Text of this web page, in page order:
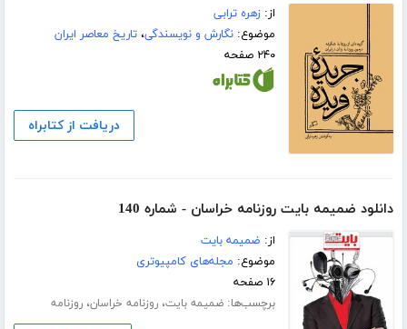
از:زهره ترابی
موضوع:نگارش و نویسندگی،تاریخ معاصر ایران
۲۴۰ صفحه
دریافت از کتابراه
دانلود ضمیمه بایت روزنامه خراسان - شماره 140
از: ضمیمه بایت
موضوع: مجله‌های کامپیوتری
۱۶ صفحه
برچسب‌ها:ضمیمه بایت،روزنامه خراسان،روزنامه